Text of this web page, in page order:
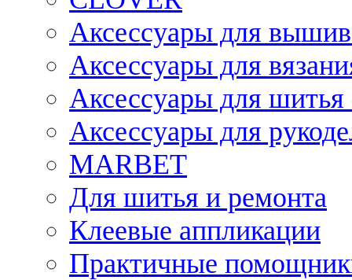
Аксессуары для
Аксессуары для
Аксессуары для
Аксессуары для
MARBET
Для шитья и ремонта
Клеевые аппликации
Практичные